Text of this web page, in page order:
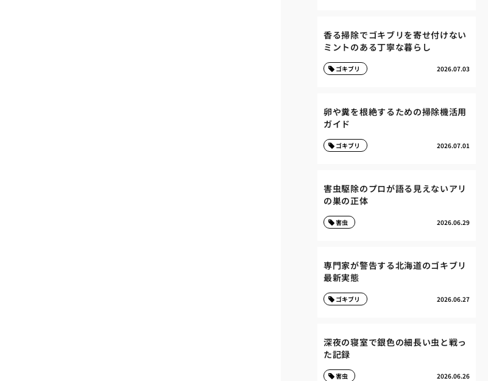
香る掃除でゴキブリを寄せ付けない
ミントのある丁寧な暮らし
2026.07.03
ゴキブリ
卵や糞を根絶するための掃除機活用
ガイド
2026.07.01
ゴキブリ
害虫駆除のプロが語る見えないアリ
の巣の正体
2026.06.29
害虫
専門家が警告する北海道のゴキブリ
最新実態
2026.06.27
ゴキブリ
深夜の寝室で銀色の細長い虫と戦っ
た記録
2026.06.26
害虫